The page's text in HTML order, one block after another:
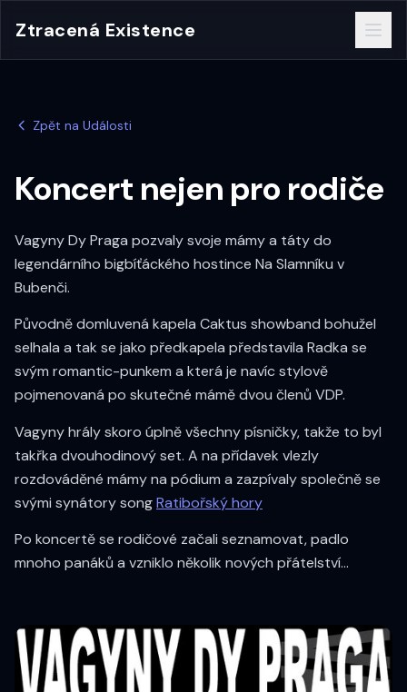
Ztracená Existence
Zpět na Události
Koncert nejen pro rodiče
Vagyny Dy Praga pozvaly svoje mámy a táty do
legendárního bigbíťáckého hostince Na Slamníku v
Bubenči.
Původně domluvená kapela Caktus showband bohužel
selhala a tak se jako předkapela představila Radka se
svým romantic-punkem a která je navíc stylově
pojmenovaná po skutečné mámě dvou členů VDP.
Vagyny hrály skoro úplně všechny písničky, takže to byl
takřka dvouhodinový set. A na přídavek vlezly
rozdováděné mámy na pódium a zazpívaly společně se
svými synátory songRatibořský hory
Po koncertě se rodičové začali seznamovat, padlo
mnoho panáků a vzniklo několik nových přátelství...